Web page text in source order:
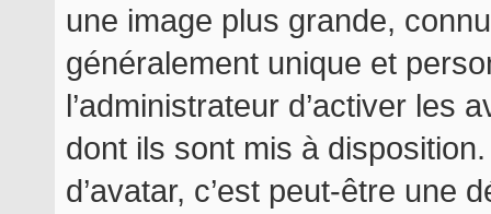
une image plus grande,
généralement unique et
l’administrateur d’activer les
dont ils sont mis à
d’avatar, c’est peut-être une